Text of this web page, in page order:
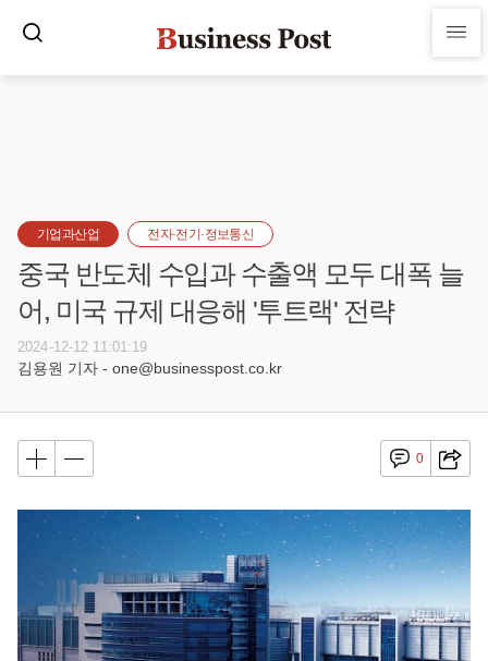
기업과산업 전자·전기·정보통신
중국 반도체 수입과 수출액 모두 대폭 늘
어, 미국 규제 대응해 '투트랙' 전략
2024-12-12 11:01:19
김용원 기자 - one@businesspost.co.kr
0